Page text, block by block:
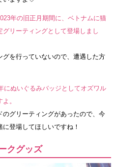
年の旧正月期間に、ベトナムに猫
リーティングとして登場しまし
を行っていないので、遭遇した方
にぬいぐるみバッジとしてオズワル
。
グリーティングがあったので、今
登場してほしいですね！
クグッズ